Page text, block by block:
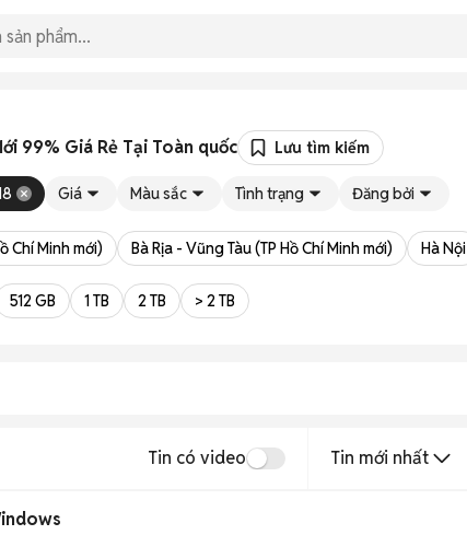
99% Giá Rẻ Tại Toàn quốc Lưu tìm kiếm
Giá Màu sắc Tình trạng Đăng bởi
Chí Minh mới) Bà Rịa - Vũng Tàu (TP Hồ Chí Minh mới) Hà Nội
512 GB 1 TB 2 TB > 2 TB
Tin có video Tin mới nhất